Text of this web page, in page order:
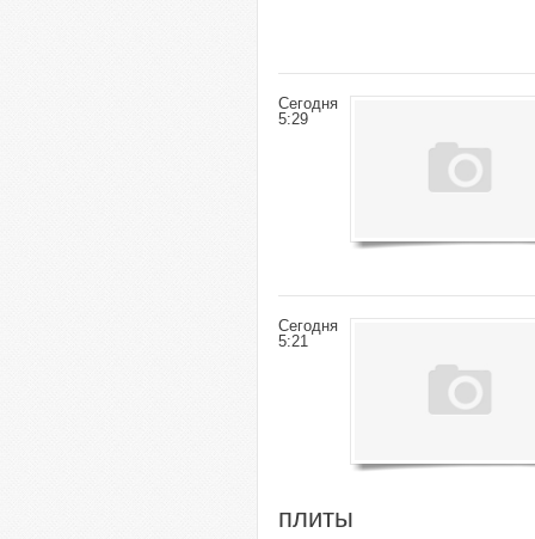
Сегодня
5:29
Сегодня
5:21
плиты